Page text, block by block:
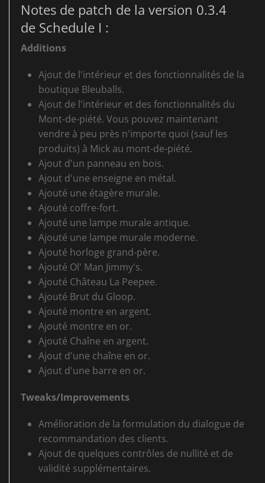
Notes de patch de la version 0.3.4
de Schedule I :
Additions
Ajout de l'intérieur et des fonctionnalités de la
boutique Bleuballs.
Ajout de l'intérieur et des fonctionnalités du
Mont-de-piété. Vous pouvez maintenant
vendre à peu près n'importe quoi (sauf les
produits) à Mick au mont-de-piété.
Ajout d'un panneau en bois.
Ajout d'une enseigne en métal.
Ajouté une étagère murale.
Ajouté coffre-fort.
Ajouté une lampe murale antique.
Ajouté une lampe murale moderne.
Ajouté horloge grand-père.
Ajouté Ol' Man Jimmy's.
Ajouté Château La Peepee.
Ajouté Brut du Gloop.
Ajouté montre en argent.
Ajouté montre en or.
Ajouté Chaîne en argent.
Ajout d'une chaîne en or.
Ajout d'une barre en or.
Tweaks/Improvements
Amélioration de la formulation du dialogue de
recommandation des clients.
Ajout de quelques contrôles de nullité et de
validité supplémentaires.